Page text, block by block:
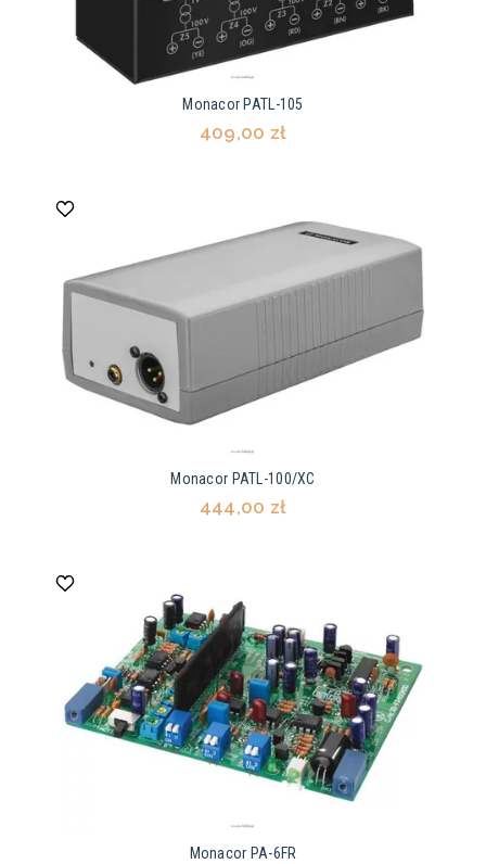
Monacor PATL-105
409,00 zł
Monacor PATL-100/XC
444,00 zł
Monacor PA-6FR